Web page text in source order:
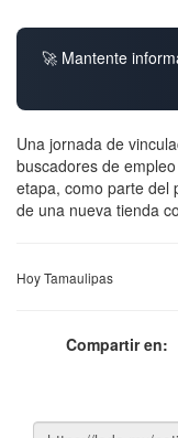
🚀 Mantente
Una jornada de
buscadores de
etapa, como parte del
de una nueva tienda
Hoy Tamaulipas
Compartir en: